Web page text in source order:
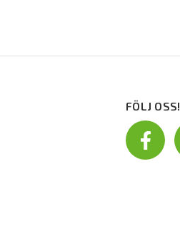
FÖLJ OSS!